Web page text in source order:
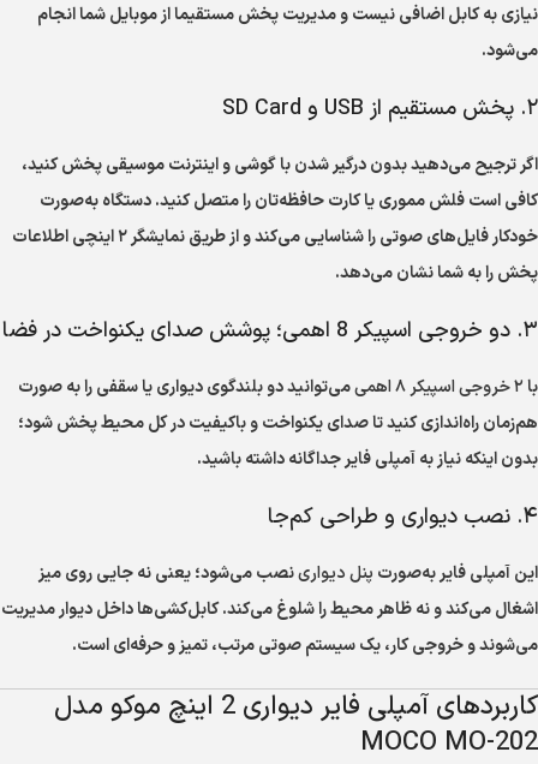
نیازی به کابل اضافی نیست و مدیریت پخش مستقیما از موبایل شما انجام
می‌شود.
۲. پخش مستقیم از USB و SD Card
اگر ترجیح می‌دهید بدون درگیر شدن با گوشی و اینترنت موسیقی پخش کنید،
کافی است فلش مموری یا کارت حافظه‌تان را متصل کنید. دستگاه به‌صورت
خودکار فایل‌های صوتی را شناسایی می‌کند و از طریق نمایشگر ۲ اینچی اطلاعات
پخش را به شما نشان می‌دهد.
۳. دو خروجی اسپیکر 8 اهمی؛ پوشش صدای یکنواخت در فضا
با۲ خروجی اسپیکر ۸ اهمی
می‌توانید دو بلندگوی دیواری یا سقفی را به صورت
هم‌زمان راه‌اندازی کنید تا صدای یکنواخت و باکیفیت در کل محیط پخش شود؛
بدون اینکه نیاز به آمپلی فایر جداگانه داشته باشید.
۴. نصب دیواری و طراحی کم‌جا
این آمپلی فایر به‌صورت پنل دیوارینصب می‌شود؛ یعنی نه جایی روی میز
اشغال می‌کند و نه ظاهر محیط را شلوغ می‌کند. کابل‌کشی‌ها داخل دیوار مدیریت
می‌شوند و خروجی کار، یک سیستم صوتی مرتب، تمیز و حرفه‌ای است.
کاربردهای آمپلی فایر دیواری 2 اینچ موکو مدل
MOCO MO-202